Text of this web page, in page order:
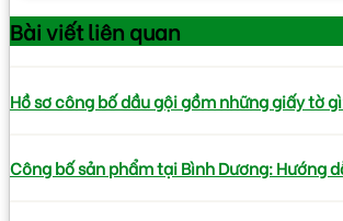
Bài viếtliên quan
Hồ sơ công bố dầu gội gồm những giấy tờ
Công bố sản phẩm tại Bình Dương: Hướng